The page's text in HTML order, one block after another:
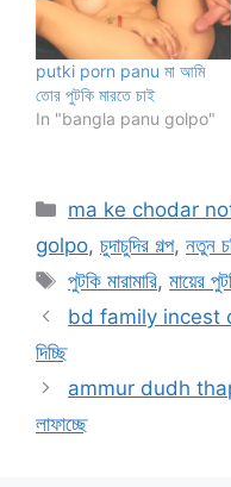
putki porn panu মা আমি
তোর পুটকি মারতে চাই
In "bangla panu golpo"
Categories
ma ke chodar
golpo, চুদাচুদির গল্প, নতুন
Tags
পুটকি মারামারি,মায়ের
bd family incest
দিচ্ছি
ammur dudh thap
লাফাচ্ছে